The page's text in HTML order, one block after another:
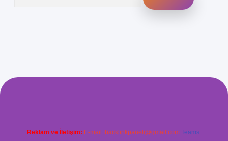
Reklam ve İletişim: E-mail: backlinkpaneli@gmail.com Teams: